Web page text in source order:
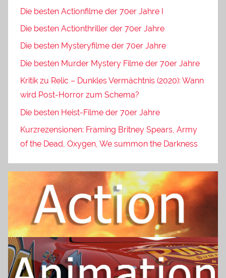
Die besten Actionfilme der 70er Jahre I
Die besten Actionthriller der 70er Jahre
Die besten Mysteryfilme der 70er Jahre
Die besten Murder Mystery Filme der 70er Jahre
Kritik zu Relic – Dunkles Vermächtnis (2020): Wann
wird Post-Horror zum Schema?
Die besten Heist-Filme der 70er Jahre
Kurzrezensionen: Framing Britney Spears, Army
of the Dead, Oxygen, We summon the Darkness